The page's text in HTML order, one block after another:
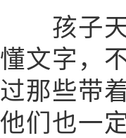
孩子天
懂文字，
过那些带
他们也一